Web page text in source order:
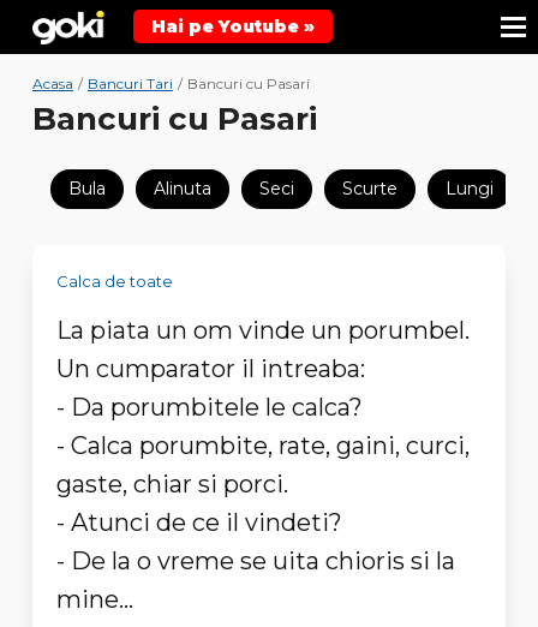
Hai pe Youtube »
Acasa / Bancuri Tari / Bancuri cu Pasari
Bancuri cu Pasari
Bula Alinuta Seci Scurte Lungi
Calca de toate
La piata un om vinde un porumbel.
Un cumparator il intreaba:
- Da porumbitele le calca?
- Calca porumbite, rate, gaini, curci,
gaste, chiar si porci.
- Atunci de ce il vindeti?
- De la o vreme se uita chioris si la
mine...